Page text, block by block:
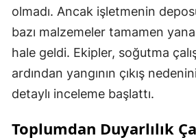
olmadı. Ancak işletmenin
bazı malzemeler tamamen
hale geldi. Ekipler, soğutma
ardından yangının çıkış
detaylı inceleme başlattı.
Toplumdan Duyarlılık